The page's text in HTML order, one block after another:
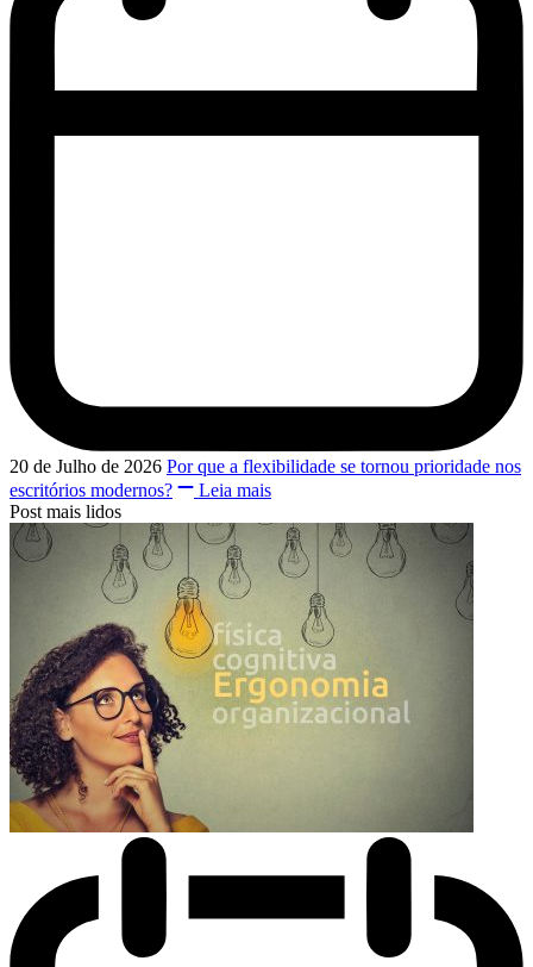
20 de Julho de 2026 Por que a flexibilidade se tornou prioridade nos
escritórios modernos?
Leia mais
Post mais lidos